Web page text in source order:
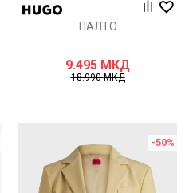
ПАЛТО
9.495 МКД
18.990МКД
-50%